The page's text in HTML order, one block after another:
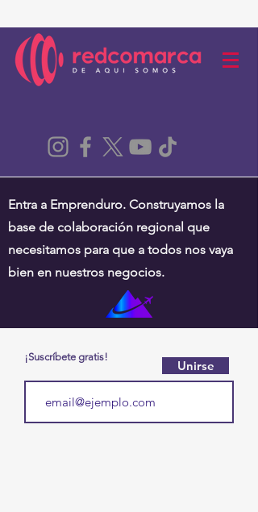
Entra a Emprenduro. Construyamos la
base de colaboración regional que
necesitamos para que a todos nos vaya
bien en nuestros negocios.
¡Suscríbete gratis!
Unirse